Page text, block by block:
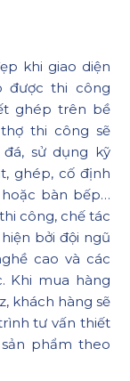
khi giao diện
được thi công
ghép trên bề
thi công sẽ
sử dụng kỹ
ghép, cố định
bàn bếp…
công, chế tác
bởi đội ngũ
cao và các
Khi mua hàng
khách hàng sẽ
tư vấn thiết
phẩm theo